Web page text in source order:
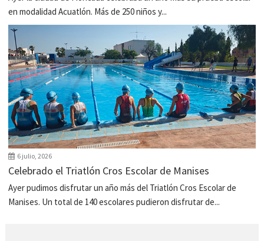
en modalidad Acuatlón. Más de 250 niños y...
6 julio, 2026
Celebrado el Triatlón Cros Escolar de Manises
Ayer pudimos disfrutar un año más del Triatlón Cros Escolar de
Manises. Un total de 140 escolares pudieron disfrutar de...